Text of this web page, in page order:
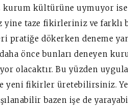
kültürüne uymuyor
taze fikirleriniz ve farklı
pratiğe dökerken deneme
önce bunları deneyen
olacaktır. Bu yüzden
yeni fikirler üretebilirsiniz.
bazen işe de